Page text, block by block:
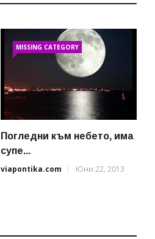
MISSING CATEGORY
Погледни към небето, има
супе...
viapontika.com
Юни 22, 2013